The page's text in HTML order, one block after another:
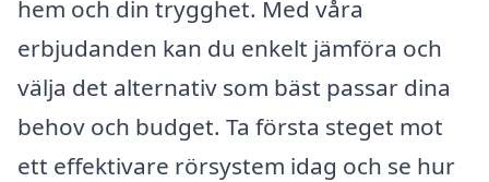
hem och din trygghet. Med våra
erbjudanden kan du enkelt jämföra och
välja det alternativ som bäst passar dina
behov och budget. Ta första steget mot
ett effektivare rörsystem idag och se hur